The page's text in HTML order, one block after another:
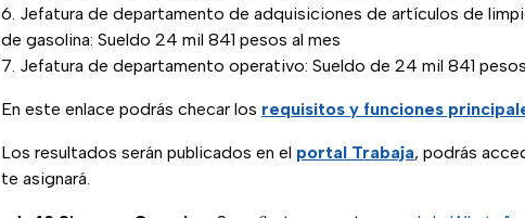
Jefatura de departamento de adquisiciones de artículos de
de gasolina: Sueldo 24 mil 841 pesos al mes
Jefatura de departamento operativo: Sueldo de 24 mil 841
En este enlace podrás checar los requisitos y funciones
Los resultados serán publicados en el portal Trabaja, podrás
te asignará.